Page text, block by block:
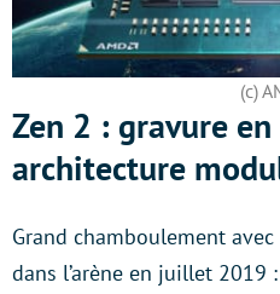
(c)
Zen 2 : gravure en
architecture
Grand chamboulement avec
dans l’arène en juillet 2019